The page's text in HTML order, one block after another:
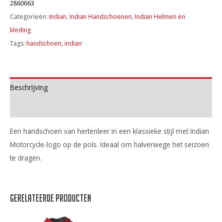
Glove
-
Bruin
aantal
2860663
Categorieën: Indian,Indian Handschoenen,Indian Helmen en
kleding
Tags: handschoen,indian
Beschrijving
Een handschoen van hertenleer in een klassieke stijl met Indian
Motorcycle-logo op de pols. Ideaal om halverwege het seizoen
te dragen.
Gerelateerde producten